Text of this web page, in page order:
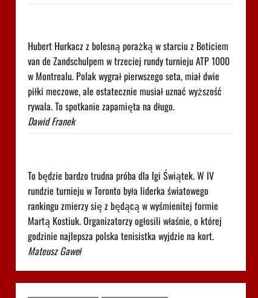
Hubert Hurkacz z bolesną porażką w starciu z Boticiem
van de Zandschulpem w trzeciej rundy turnieju ATP 1000
w Montrealu. Polak wygrał pierwszego seta, miał dwie
piłki meczowe, ale ostatecznie musiał uznać wyższość
rywala. To spotkanie zapamięta na długo.
Dawid Franek
To będzie bardzo trudna próba dla Igi Świątek. W IV
rundzie turnieju w Toronto była liderka światowego
rankingu zmierzy się z będącą w wyśmienitej formie
Martą Kostiuk. Organizatorzy ogłosili właśnie, o której
godzinie najlepsza polska tenisistka wyjdzie na kort.
Mateusz Gaweł